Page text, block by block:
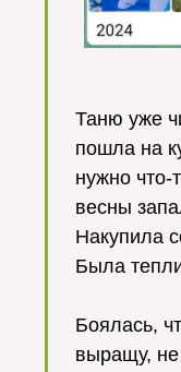
Таню уже
пошла на
нужно что-
весны
Накупила
Была
Боялась,
выращу, не